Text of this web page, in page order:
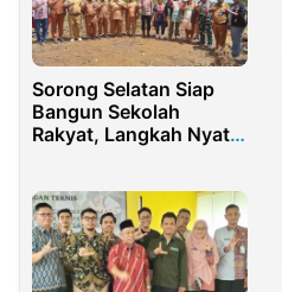
Sorong Selatan Siap
Bangun Sekolah
Rakyat, Langkah Nyata